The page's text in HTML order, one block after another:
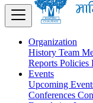
Organization
History Team
Reports Policies
Events
Upcoming
Conferences